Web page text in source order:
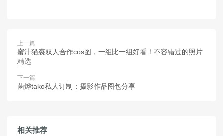
上一篇
蜜汁猫裘双人合作cos图，一组比一组好看！不容错过的照片
精选
下一篇
菌烨tako私人订制：摄影作品图包分享
相关推荐